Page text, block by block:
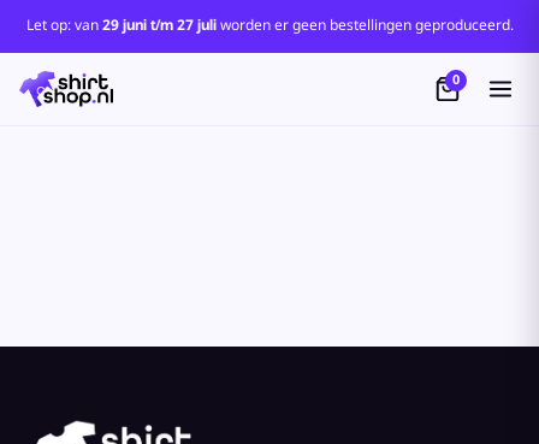
Let op: van29 juni t/m 27 juliworden er geen bestellingen geproduceerd.
0